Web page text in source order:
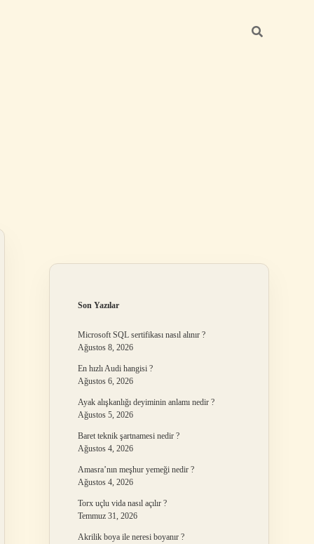
Son Yazılar
Microsoft SQL sertifikası nasıl alınır ?
Ağustos 8, 2026
En hızlı Audi hangisi ?
Ağustos 6, 2026
Ayak alışkanlığı deyiminin anlamı nedir ?
Ağustos 5, 2026
Baret teknik şartnamesi nedir ?
Ağustos 4, 2026
Amasra’nın meşhur yemeği nedir ?
Ağustos 4, 2026
Torx uçlu vida nasıl açılır ?
Temmuz 31, 2026
Akrilik boya ile neresi boyanır ?